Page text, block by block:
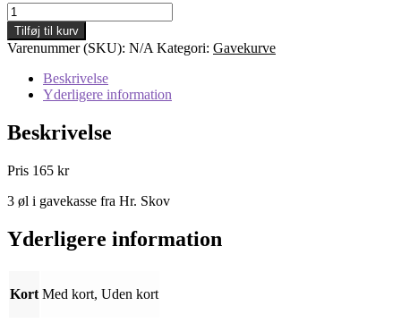
Gavekasse
F7
-
Bestillingsvare.
Kontakt
venligst
på
tlf
antal
Tilføj til kurv
Varenummer (SKU): N/A Kategori: Gavekurve
Beskrivelse
Yderligere information
Beskrivelse
Pris 165 kr
3 øl i gavekasse fra Hr. Skov
Yderligere information
Kort Med kort, Uden kort